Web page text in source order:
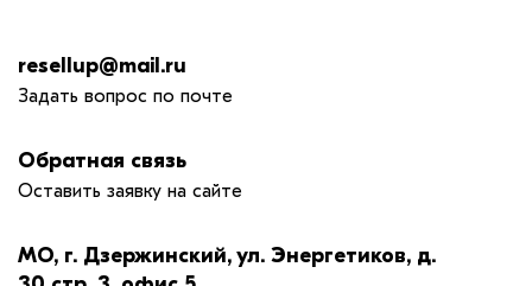
resellup@mail.ru
Задать вопрос по почте
Обратная связь
Оставить заявку на сайте
МО, г. Дзержинский, ул. Энергетиков, д.